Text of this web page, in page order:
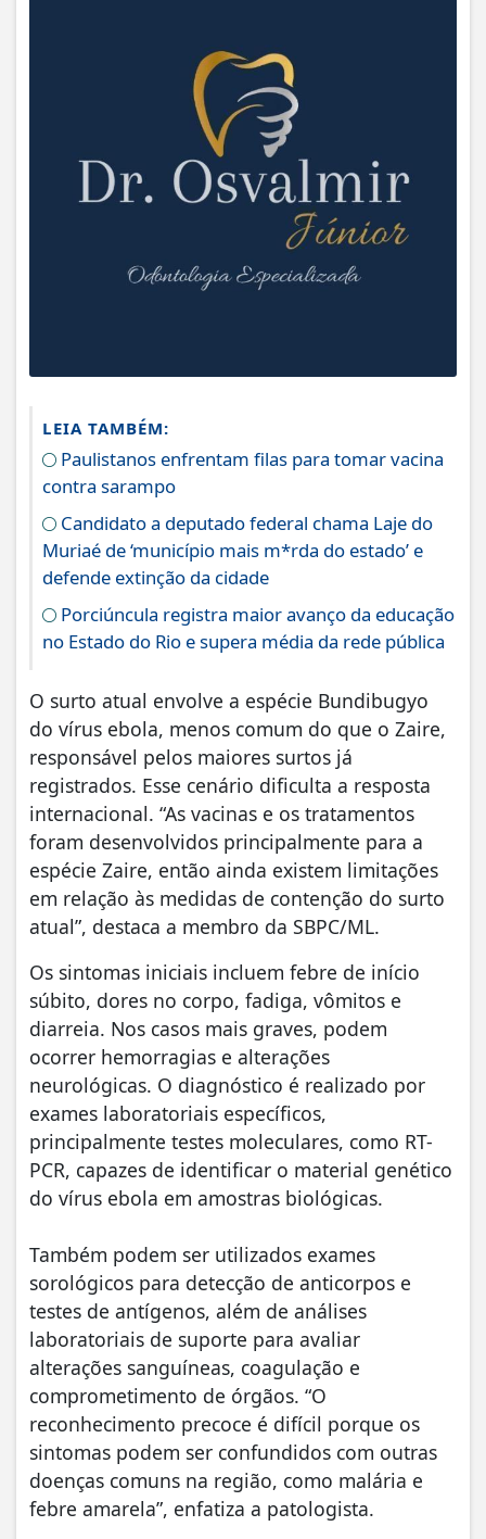
LEIA TAMBÉM:
Paulistanos enfrentam filas para tomar vacina
contra sarampo
Candidato a deputado federal chama Laje do
Muriaé de ‘município mais m*rda do estado’ e
defende extinção da cidade
Porciúncula registra maior avanço da educação
no Estado do Rio e supera média da rede pública
O surto atual envolve a espécie Bundibugyo
do vírus ebola, menos comum do que o Zaire,
responsável pelos maiores surtos já
registrados. Esse cenário dificulta a resposta
internacional. “As vacinas e os tratamentos
foram desenvolvidos principalmente para a
espécie Zaire, então ainda existem limitações
em relação às medidas de contenção do surto
atual”, destaca a membro da SBPC/ML.
Os sintomas iniciais incluem febre de início
súbito, dores no corpo, fadiga, vômitos e
diarreia. Nos casos mais graves, podem
ocorrer hemorragias e alterações
neurológicas. O diagnóstico é realizado por
exames laboratoriais específicos,
principalmente testes moleculares, como RT-
PCR, capazes de identificar o material genético
do vírus ebola em amostras biológicas.
Também podem ser utilizados exames
sorológicos para detecção de anticorpos e
testes de antígenos, além de análises
laboratoriais de suporte para avaliar
alterações sanguíneas, coagulação e
comprometimento de órgãos. “O
reconhecimento precoce é difícil porque os
sintomas podem ser confundidos com outras
doenças comuns na região, como malária e
febre amarela”, enfatiza a patologista.